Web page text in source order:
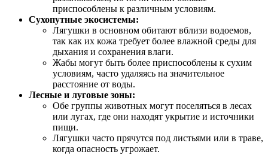
приспособлены к различным условиям.
Сухопутные экосистемы:
Лягушки в основном обитают вблизи водоемов,
так как их кожа требует более влажной среды для
дыхания и сохранения влаги.
Жабы могут быть более приспособлены к сухим
условиям, часто удаляясь на значительное
расстояние от воды.
Лесные и луговые зоны:
Обе группы животных могут поселяться в лесах
или лугах, где они находят укрытие и источники
пищи.
Лягушки часто прячутся под листьями или в траве,
когда опасность угрожает.